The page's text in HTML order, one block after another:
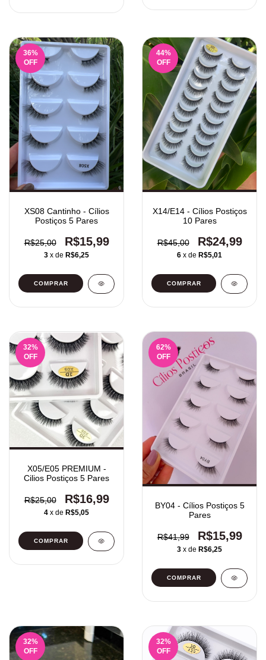
36%
OFF
XS08 Cantinho - Cílios
Postiços 5 Pares
R$25,00 R$15,99
3 x de R$6,25
44%
OFF
X14/E14 - Cílios Postiços
10 Pares
R$45,00 R$24,99
6 x de R$5,01
32%
OFF
X05/E05 PREMIUM -
Cilios Postiços 5 Pares
R$25,00 R$16,99
4 x de R$5,05
62%
OFF
BY04 - Cílios Postiços 5
Pares
R$41,99 R$15,99
3 x de R$6,25
32%
OFF
32%
OFF